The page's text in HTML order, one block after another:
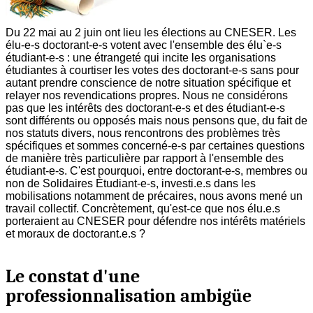
Du 22 mai au 2 juin ont lieu les élections au CNESER. Les
élu-e-s doctorant-e-s votent avec l'ensemble des élu`e-s
étudiant-e-s : une étrangeté qui incite les organisations
étudiantes à courtiser les votes des doctorant-e-s sans pour
autant prendre conscience de notre situation spécifique et
relayer nos revendications propres. Nous ne considérons
pas que les intérêts des doctorant-e-s et des étudiant-e-s
sont différents ou opposés mais nous pensons que, du fait de
nos statuts divers, nous rencontrons des problèmes très
spécifiques et sommes concerné-e-s par certaines questions
de manière très particulière par rapport à l'ensemble des
étudiant-e-s. C'est pourquoi, entre doctorant-e-s, membres ou
non de Solidaires Étudiant-e-s, investi.e.s dans les
mobilisations notamment de précaires, nous avons mené un
travail collectif. Concrètement, qu'est-ce que nos élu.e.s
porteraient au CNESER pour défendre nos intérêts matériels
et moraux de doctorant.e.s ?
Le constat d'une
professionnalisation ambigüe